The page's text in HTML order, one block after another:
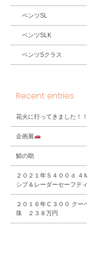
ベンツSL
ベンツSLK
ベンツSクラス
Recent entries
花火に行ってきました！！
企画展
鯖の助
２０２１年Ｓ４００ｄ ４
シブ＆レーダーセーフ
２０１６年Ｃ３００ ク
珠 ２３８万円